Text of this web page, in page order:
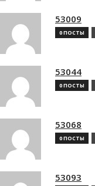
53009
0 ПОСТЫ
53044
0 ПОСТЫ
53068
0 ПОСТЫ
53093